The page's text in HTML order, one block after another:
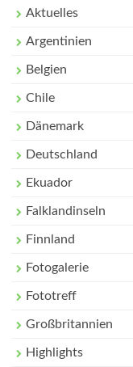
Aktuelles
Argentinien
Belgien
Chile
Dänemark
Deutschland
Ekuador
Falklandinseln
Finnland
Fotogalerie
Fototreff
Großbritannien
Highlights